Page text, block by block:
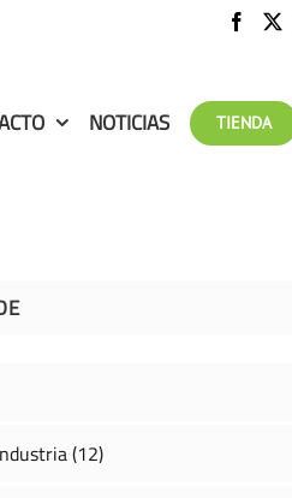
NOTICIAS TIENDA
(12)